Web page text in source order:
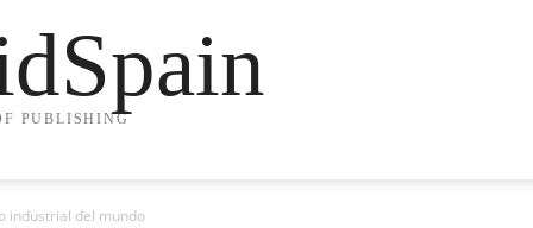
PUBLISHING
industrial del mundo